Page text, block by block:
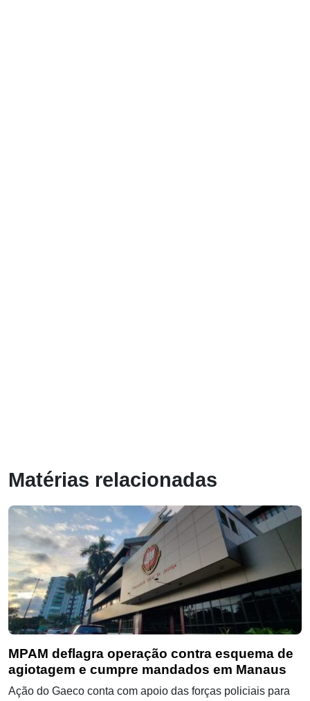
Matérias relacionadas
MPAM deflagra operação contra esquema de
agiotagem e cumpre mandados em Manaus
Ação do Gaeco conta com apoio das forças policiais para